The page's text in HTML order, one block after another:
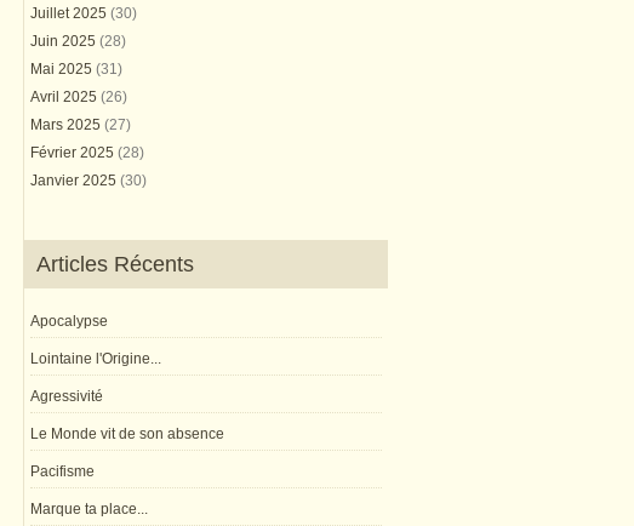
Juillet 2025 (30)
Juin 2025 (28)
Mai 2025 (31)
Avril 2025 (26)
Mars 2025 (27)
Février 2025 (28)
Janvier 2025 (30)
Articles Récents
Apocalypse
Lointaine l'Origine...
Agressivité
Le Monde vit de son absence
Pacifisme
Marque ta place...